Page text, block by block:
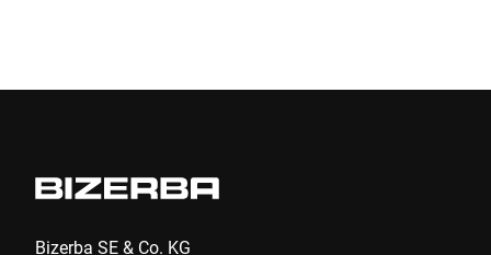
Bizerba SE & Co. KG